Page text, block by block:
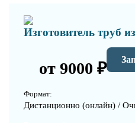
Изготовитель труб
от 9000 ₽
Формат:
Дистанционно (онлайн) /